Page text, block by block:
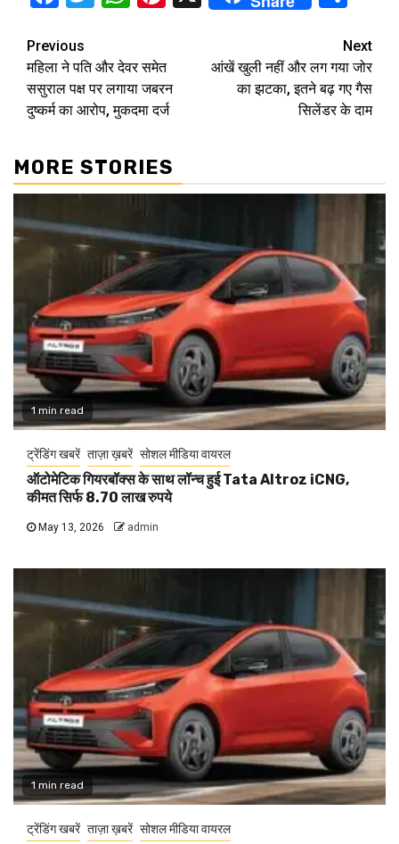
Continue
Reading
Previous
महिला ने पति और देवर समेत
ससुराल पक्ष पर लगाया जबरन
दुष्कर्म का आरोप, मुकदमा दर्ज
Next
आंखें खुली नहीं और लग गया जोर
का झटका, इतने बढ़ गए गैस
सिलेंडर के दाम
MORE STORIES
1 min read
ट्रेंडिंग खबरें ताज़ा ख़बरें सोशल मीडिया वायरल
ऑटोमेटिक गियरबॉक्स के साथ लॉन्च हुई Tata Altroz iCNG,
कीमत सिर्फ 8.70 लाख रुपये
May 13, 2026 admin
1 min read
ट्रेंडिंग खबरें ताज़ा ख़बरें सोशल मीडिया वायरल